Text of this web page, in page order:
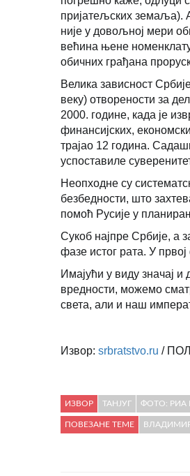
пријатељских земаља).
није у довољној мери
већина њене
обичних грађана
Велика зависност
веку) отворености за
2000. године, када је
финансијских,
трајао 12 година.
успоставиле
Неопходне су
безбедности, што
помоћ Русије у
Сукоб најпре Србије, а
фазе истог рата. У
Имајући у виду значај
вредности, можемо
света, али и наш
Извор: srbratstvo.ru /
ИЗВОР ТАНЈУГ ФОТО: РИА
ПОВЕЗАНЕ ТЕМЕ